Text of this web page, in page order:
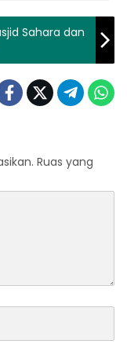
Sahara dan
Ruas yang